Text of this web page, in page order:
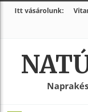
Itt vásárolunk: